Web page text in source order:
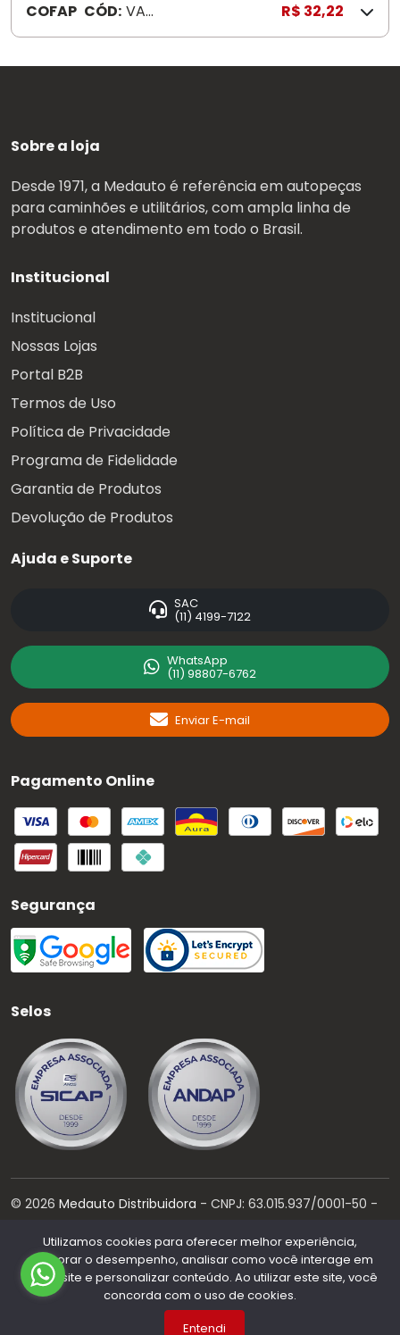
COFAP CÓD: VAM
701J
R$ 32,22
Sobre a loja
Desde 1971, a Medauto é referência em autopeças
para caminhões e utilitários, com ampla linha de
produtos e atendimento em todo o Brasil.
Institucional
Institucional
Nossas Lojas
Portal B2B
Termos de Uso
Política de Privacidade
Programa de Fidelidade
Garantia de Produtos
Devolução de Produtos
Ajuda e Suporte
SAC
(11) 4199-7122
WhatsApp
(11) 98807-6762
Enviar E-mail
Pagamento Online
Segurança
Selos
© 2026 Medauto Distribuidora - CNPJ: 63.015.937/0001-50 -
Desenvolvido por:
Utilizamos cookies para oferecer melhor experiência,
melhorar o desempenho, analisar como você interage em
nosso site e personalizar conteúdo. Ao utilizar este site, você
concorda com o uso de cookies.
Entendi